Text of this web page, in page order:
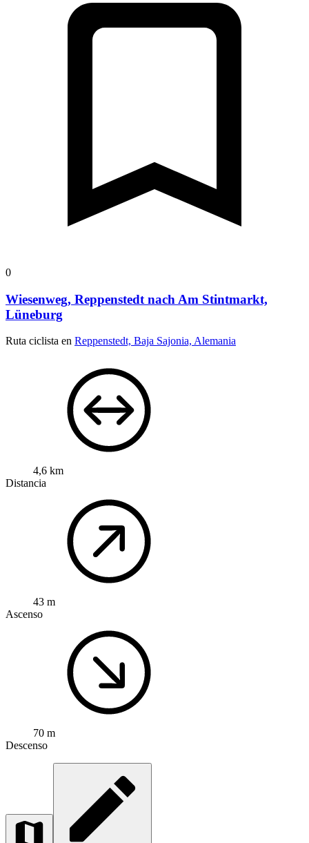
0
Wiesenweg, Reppenstedt nach Am Stintmarkt,
Lüneburg
Ruta ciclista en Reppenstedt, Baja Sajonia, Alemania
4,6 km
Distancia
43 m
Ascenso
70 m
Descenso